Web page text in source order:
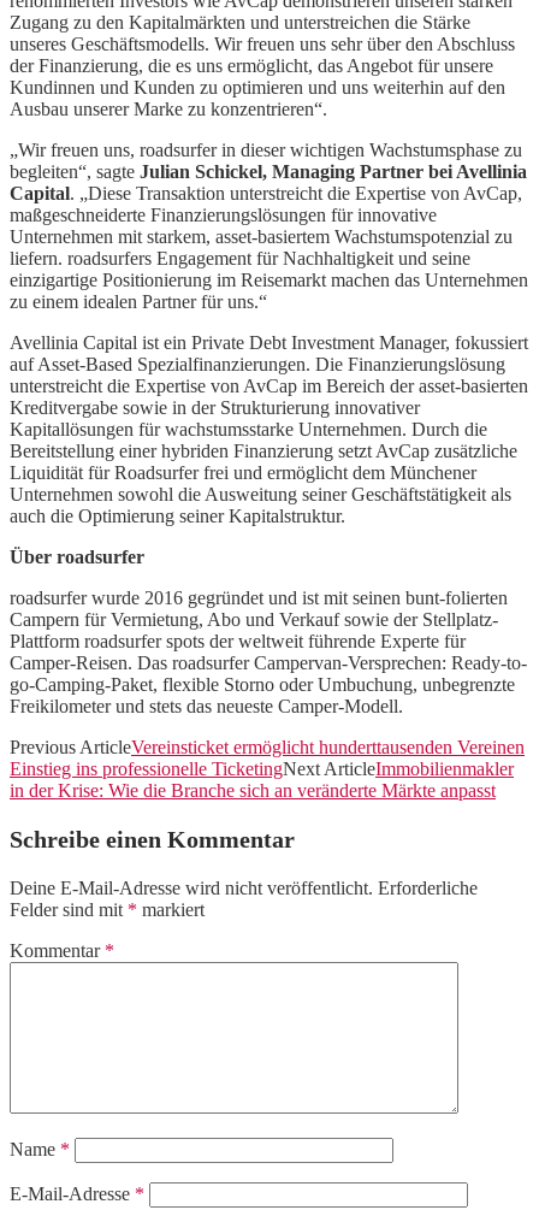
Zugang zu den Kapitalmärkten und unterstreichen die Stärke
unseres Geschäftsmodells. Wir freuen uns sehr über den Abschluss
der Finanzierung, die es uns ermöglicht, das Angebot für unsere
Kundinnen und Kunden zu optimieren und uns weiterhin auf den
Ausbau unserer Marke zu konzentrieren“.
„Wir freuen uns, roadsurfer in dieser wichtigen Wachstumsphase zu
begleiten“, sagte Julian Schickel, Managing Partner bei Avellinia
Capital. „Diese Transaktion unterstreicht die Expertise von AvCap,
maßgeschneiderte Finanzierungslösungen für innovative
Unternehmen mit starkem, asset-basiertem Wachstumspotenzial zu
liefern. roadsurfers Engagement für Nachhaltigkeit und seine
einzigartige Positionierung im Reisemarkt machen das Unternehmen
zu einem idealen Partner für uns.“
Avellinia Capital ist ein Private Debt Investment Manager, fokussiert
auf Asset-Based Spezialfinanzierungen. Die Finanzierungslösung
unterstreicht die Expertise von AvCap im Bereich der asset-basierten
Kreditvergabe sowie in der Strukturierung innovativer
Kapitallösungen für wachstumsstarke Unternehmen. Durch die
Bereitstellung einer hybriden Finanzierung setzt AvCap zusätzliche
Liquidität für Roadsurfer frei und ermöglicht dem Münchener
Unternehmen sowohl die Ausweitung seiner Geschäftstätigkeit als
auch die Optimierung seiner Kapitalstruktur.
Über roadsurfer
roadsurfer wurde 2016 gegründet und ist mit seinen bunt-folierten
Campern für Vermietung, Abo und Verkauf sowie der Stellplatz-
Plattform roadsurfer spots der weltweit führende Experte für
Camper-Reisen. Das roadsurfer Campervan-Versprechen: Ready-to-
go-Camping-Paket, flexible Storno oder Umbuchung, unbegrenzte
Freikilometer und stets das neueste Camper-Modell.
Previous ArticleVereinsticket ermöglicht hunderttausenden Vereinen
Einstieg ins professionelle TicketingNext ArticleImmobilienmakler
in der Krise: Wie die Branche sich an veränderte Märkte anpasst
Schreibe einen Kommentar
Deine E-Mail-Adresse wird nicht veröffentlicht. Erforderliche
Felder sind mit * markiert
Kommentar *
Name *
E-Mail-Adresse *